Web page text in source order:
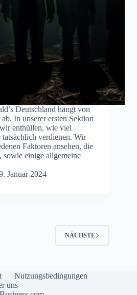
Deutschland hängt von
In unserer ersten Sektion
enthüllen, wie viel
verdienen. Wir
Faktoren ansehen, die
sowie einige allgemeine
Januar 2024
NÄCHSTE
Nutzungsbedingungen
uns